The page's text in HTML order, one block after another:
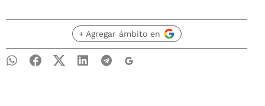
+ Agregar ámbito en